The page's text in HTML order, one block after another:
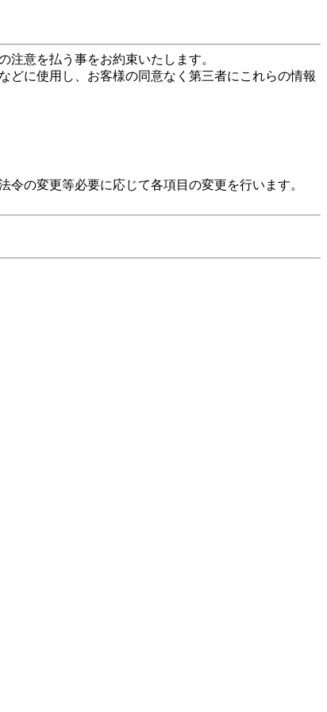
意を払う事をお約束いたします。
どに使用し、お客様の同意なく第三者にこれらの情報
の変更等必要に応じて各項目の変更を行います。